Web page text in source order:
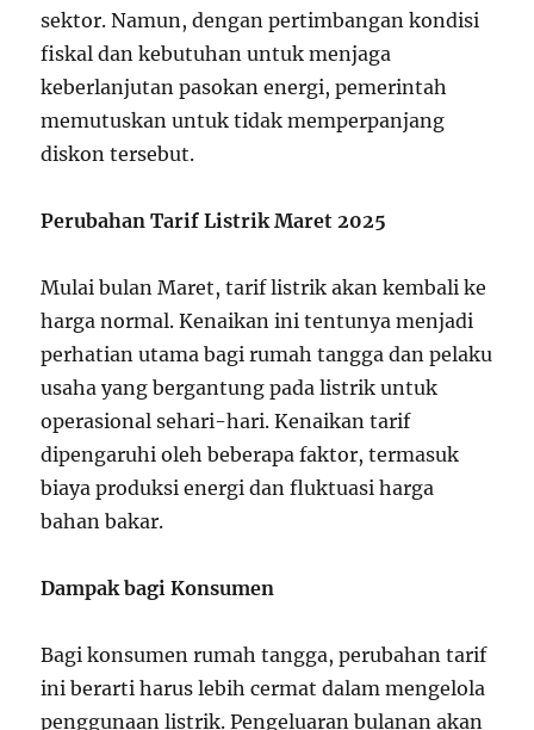
sektor. Namun, dengan pertimbangan kondisi
fiskal dan kebutuhan untuk menjaga
keberlanjutan pasokan energi, pemerintah
memutuskan untuk tidak memperpanjang
diskon tersebut.
Perubahan Tarif Listrik Maret 2025
Mulai bulan Maret, tarif listrik akan kembali ke
harga normal. Kenaikan ini tentunya menjadi
perhatian utama bagi rumah tangga dan pelaku
usaha yang bergantung pada listrik untuk
operasional sehari-hari. Kenaikan tarif
dipengaruhi oleh beberapa faktor, termasuk
biaya produksi energi dan fluktuasi harga
bahan bakar.
Dampak bagi Konsumen
Bagi konsumen rumah tangga, perubahan tarif
ini berarti harus lebih cermat dalam mengelola
penggunaan listrik. Pengeluaran bulanan akan